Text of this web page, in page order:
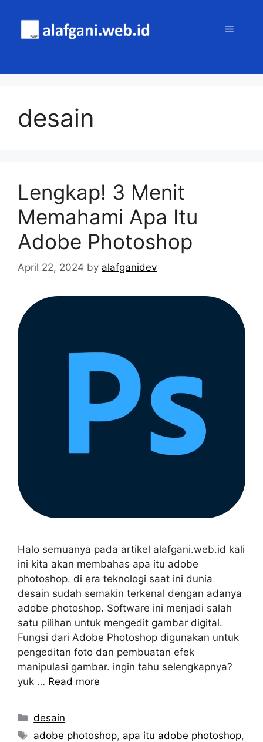
content
MENU
desain
Lengkap! 3 Menit
Memahami Apa Itu
Adobe Photoshop
April 22, 2024 by alafganidev
Halo semuanya pada artikel alafgani.web.id kali
ini kita akan membahas apa itu adobe
photoshop. di era teknologi saat ini dunia
desain sudah semakin terkenal dengan adanya
adobe photoshop. Software ini menjadi salah
satu pilihan untuk mengedit gambar digital.
Fungsi dari Adobe Photoshop digunakan untuk
pengeditan foto dan pembuatan efek
manipulasi gambar. ingin tahu selengkapnya?
yuk … Read more
Categories
desain
Tags
adobe photoshop, apa itu adobe photoshop,